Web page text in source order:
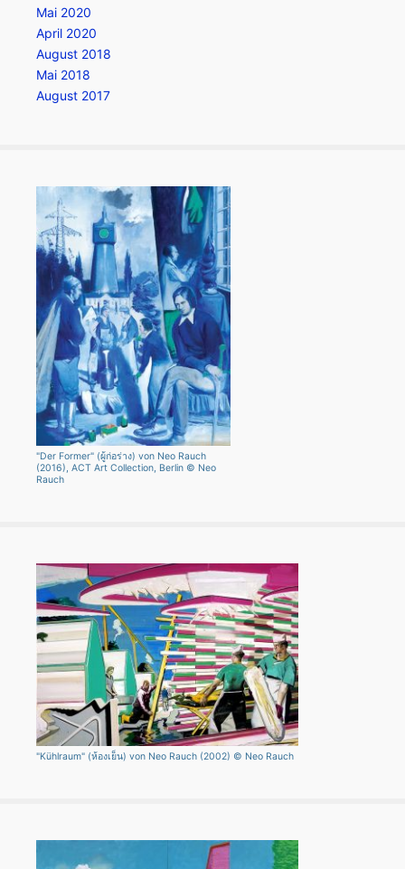
Mai 2020
April 2020
August 2018
Mai 2018
August 2017
"Der Former" (ผู้ก่อร่าง) von Neo Rauch
(2016), ACT Art Collection, Berlin © Neo
Rauch
"Kühlraum" (ห้องเย็น) von Neo Rauch (2002) © Neo Rauch